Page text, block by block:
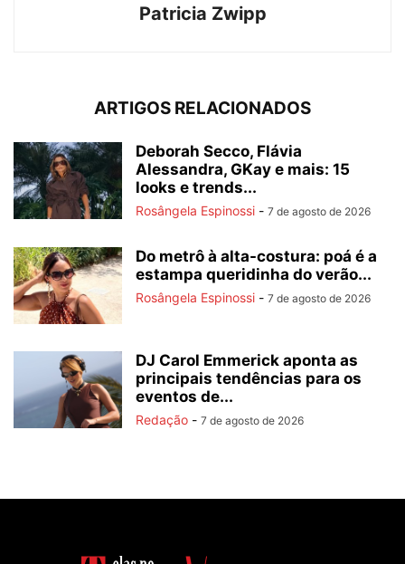
Patricia Zwipp
ARTIGOS RELACIONADOS
Deborah Secco, Flávia
Alessandra, GKay e mais: 15
looks e trends...
Rosângela Espinossi - 7 de agosto de 2026
Do metrô à alta-costura: poá é a
estampa queridinha do verão...
Rosângela Espinossi - 7 de agosto de 2026
DJ Carol Emmerick aponta as
principais tendências para os
eventos de...
Redação - 7 de agosto de 2026